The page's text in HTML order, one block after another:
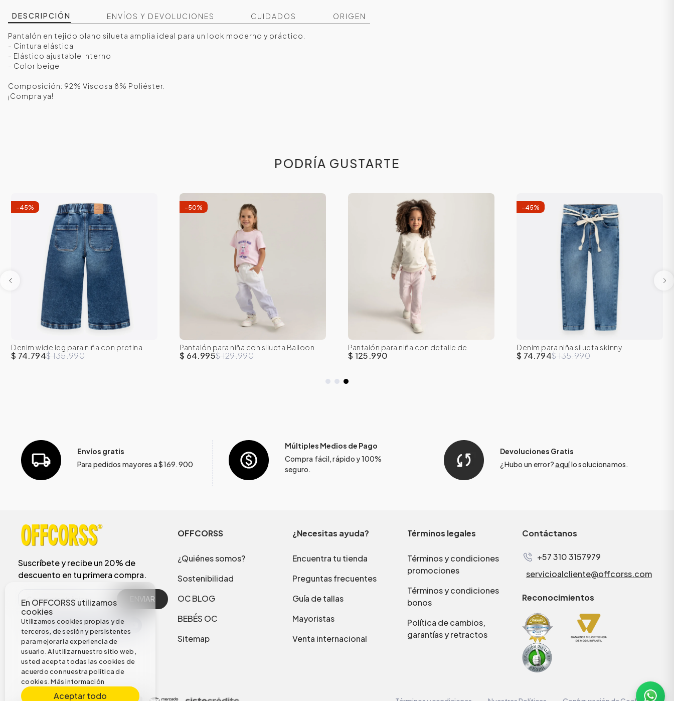
En OFFCORSS utilizamos
cookies
Utilizamos cookies propias y de
terceros, de sesión y persistentes
para mejorar la experiencia de
usuario. Al utilizar nuestro sitio web,
usted acepta todas las cookies de
acuerdo con nuestra política de
cookies.Más información
Aceptar todo
DESCRIPCIÓN ENVÍOS Y DEVOLUCIONES CUIDADOS ORIGEN
Pantalón en tejido plano silueta amplia ideal para un look moderno y práctico.
- Cintura elástica
- Elástico ajustable interno
- Color beige
Composición: 92% Viscosa 8% Poliéster.
¡Compra ya!
PODRÍA GUSTARTE
-45%
2T 3T 4T 5T 6 7
Denim wide leg para niña con pretina
resortada
$ 74.794$ 135.990
-50%
2T 3T 4T 5T 6 7
Pantalón para niña con silueta Balloon
$ 64.995$ 129.990
2T 3T 4T 5T 6
Pantalón para niña con detalle de
bordado
$ 125.990
-45%
2T 3T 4T 5T 6
Denim para niña silueta skinny
$ 74.794$ 135.990
Envíos gratis
Para pedidos mayores a $169.900
Múltiples Medios de Pago
Compra fácil, rápido y 100%
seguro.
Devoluciones Gratis
¿Hubo un error?aquílo solucionamos.
Suscríbete y recibe un 20% de
descuento en tu primera compra.
ENVIAR
OFFCORSS
¿Quiénes somos?
Sostenibilidad
OC BLOG
BEBÉS OC
Sitemap
¿Necesitas ayuda?
Encuentra tu tienda
Preguntas frecuentes
Guía de tallas
Mayoristas
Venta internacional
Términos legales
Términos y condiciones
promociones
Términos y condiciones
bonos
Política de cambios,
garantías y retractos
Contáctanos
+57 310 3157979
servicioalcliente@offcorss.com
Reconocimientos